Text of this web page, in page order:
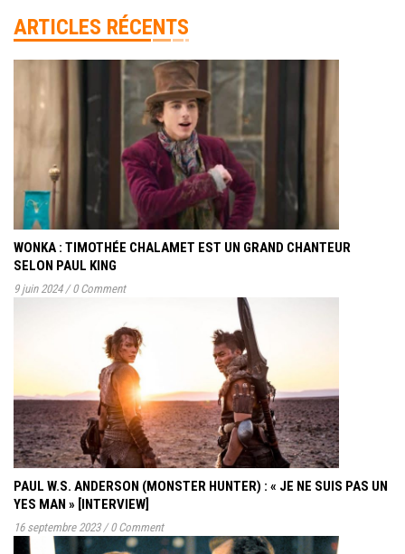
ARTICLES RÉCENTS
WONKA : TIMOTHÉE CHALAMET EST UN GRAND CHANTEUR
SELON PAUL KING
9 juin 2024 / 0 Comment
PAUL W.S. ANDERSON (MONSTER HUNTER) : « JE NE SUIS PAS UN
YES MAN » [INTERVIEW]
16 septembre 2023 / 0 Comment